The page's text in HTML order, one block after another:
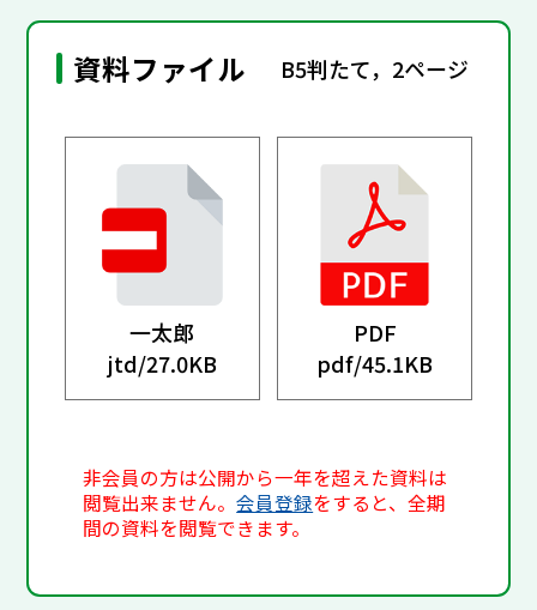
資料ファイル B5判たて，2ページ
一太郎
jtd/27.0KB
PDF
pdf/45.1KB
非会員の方は公開から一年を超えた資料は
閲覧出来ません。会員登録をすると、全期
間の資料を閲覧できます。